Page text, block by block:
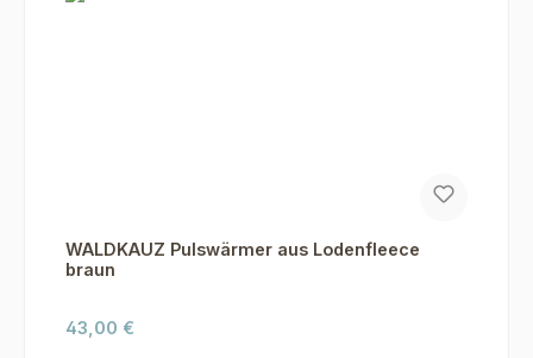
WALDKAUZ Pulswärmer aus Lodenfleece
braun
Regulärer Preis:
43,00 €